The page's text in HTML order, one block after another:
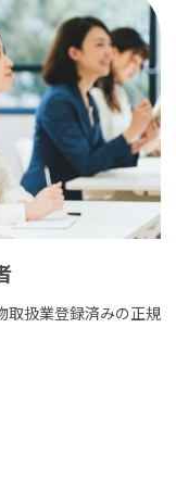
取扱業登録済みの正規